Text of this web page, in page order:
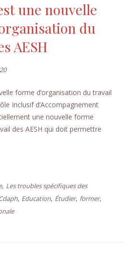
une nouvelle
du
AESH
forme d’organisation du travail
Inclusif d’Accompagnement
une nouvelle forme
des AESH qui doit permettre
, Les troubles spécifiques des
, Education, Étudier, former,